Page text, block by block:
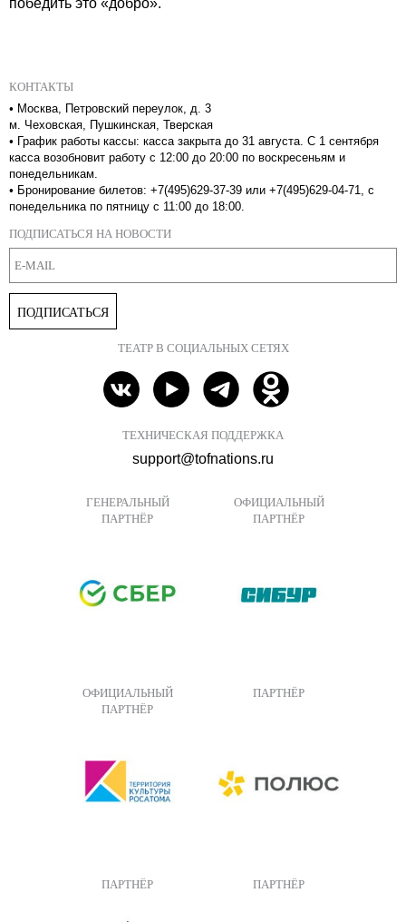
КОНТАКТЫ
• Москва, Петровский переулок, д. 3
м. Чеховская, Пушкинская, Тверская
• График работы кассы: касса закрыта до 31 августа. С 1 сентября
касса возобновит работу с 12:00 до 20:00 по воскресеньям и
понедельникам.
• Бронирование билетов: +7(495)629-37-39 или +7(495)629-04-71, с
понедельника по пятницу с 11:00 до 18:00.
ПОДПИСАТЬСЯ НА НОВОСТИ
ПОДПИСАТЬСЯ
ТЕАТР В СОЦИАЛЬНЫХ СЕТЯХ
ТЕХНИЧЕСКАЯ ПОДДЕРЖКА
support@tofnations.ru
ГЕНЕРАЛЬНЫЙ
ПАРТНЁР
ОФИЦИАЛЬНЫЙ
ПАРТНЁР
ОФИЦИАЛЬНЫЙ
ПАРТНЁР
ПАРТНЁР
ПАРТНЁР ПАРТНЁР